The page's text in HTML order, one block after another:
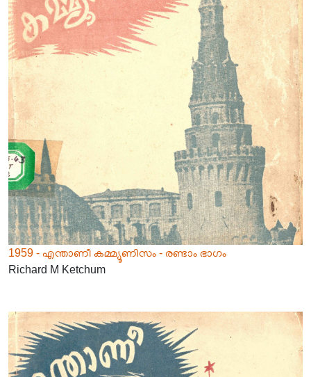
1959 - എന്താണീ കമ്മ്യൂണിസം - രണ്ടാം ഭാഗം
Richard M Ketchum